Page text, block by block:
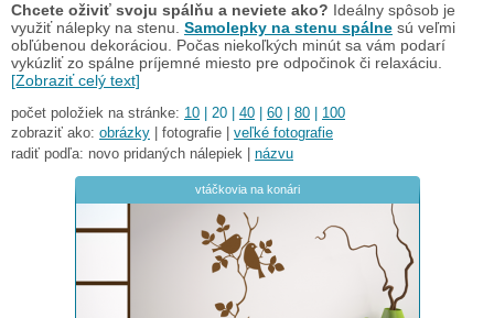
Chcete oživiť svoju spálňu a neviete ako? Ideálny spôsob je
využiť nálepky na stenu. Samolepky na stenu spálne sú veľmi
obľúbenou dekoráciou. Počas niekoľkých minút sa vám podarí
vykúzliť zo spálne príjemné miesto pre odpočinok či relaxáciu.
[Zobraziť celý text]
počet položiek na stránke: 10 | 20 | 40 60 80
100
zobraziť ako: obrázky | fotografie | veľké fotografie
radiť podľa: novo pridaných nálepiek | názvu
vtáčkovia na konári